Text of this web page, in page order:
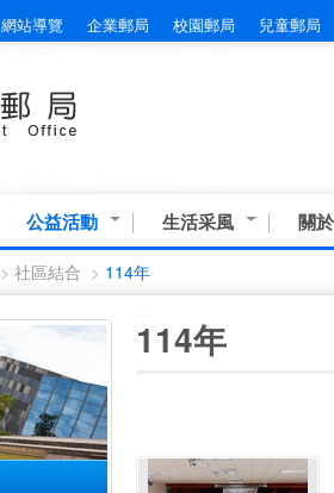
網站導覽 企業郵局 校園郵局 兒童郵局
公益活動 生活采風 關
> 社區結合 > 114年
114年